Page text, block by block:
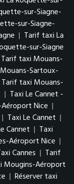
sur-Siagne-
sur-Siagne-
| Tarif taxi La
sur-Siagne
Tarif taxi Mouans-
Sartoux-
Tarif taxi Mouans-
| Taxi Le Cannet -
Nice |
| Taxi Le Cannet |
Cannet | Taxi
Aéroport Nice |
Cannes | Tarif
Mougins-Aéroport
| Réserver taxi